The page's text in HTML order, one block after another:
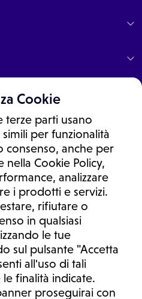
Cookie
terze parti usano
per funzionalità
consenso, anche per
nella Cookie Policy,
analizzare
i prodotti e servizi.
rifiutare o
in qualsiasi
le tue
sul pulsante "Accetta
all'uso di tali
finalità indicate.
proseguirai con
sito non sono un consulto medico.
sostituiscono un consulto, una
Non si devono considerare
per la formulazione di
di un trattamento o l'assunzione o
prima consultare un medico di
o uno specialista.
Policy |Gestione Cookie
i diritti riservati.